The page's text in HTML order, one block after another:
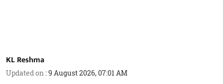
KL Reshma
Updated on :9 August 2026, 07:01 AM